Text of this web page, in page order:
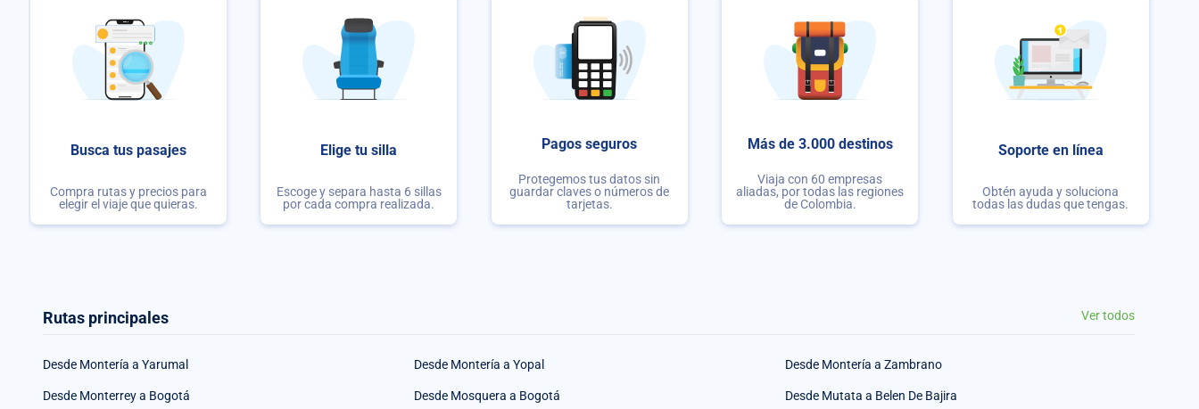
Busca tus pasajes
Compra rutas y precios para
elegir el viaje que quieras.
Elige tu silla
Escoge y separa hasta 6 sillas
por cada compra realizada.
Pagos seguros
Protegemos tus datos sin
guardar claves o números de
tarjetas.
Más de 3.000 destinos
Viaja con 60 empresas
aliadas, por todas las regiones
de Colombia.
Soporte en línea
Obtén ayuda y soluciona
todas las dudas que tengas.
Rutas principales Ver todos
Desde Montería a Yarumal Desde Montería a Yopal Desde Montería a Zambrano
Desde Monterrey a Bogotá Desde Mosquera a Bogotá Desde Mutata a Belen De Bajira